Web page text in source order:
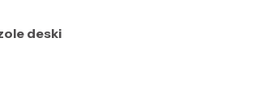
deski